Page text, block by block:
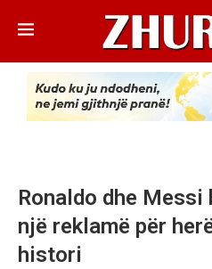
Ronaldo dhe Messi
një reklamë për
histori